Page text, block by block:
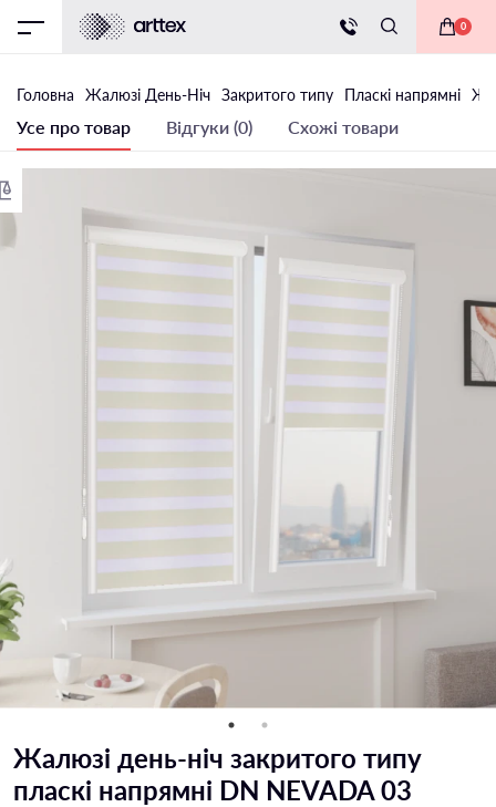
0
Головна Жалюзi День-Ніч Закритого типу Пласкі напрямні
Усе про товар Відгуки (0) Схожі товари
Жалюзі день-ніч закритого типу
пласкі напрямні DN NEVADA 03